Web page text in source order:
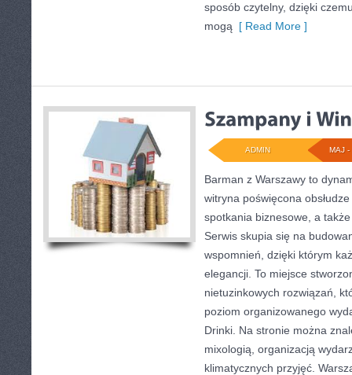
sposób czytelny, dzięki
mogą [ Read More ]
MAJ -
ADMIN
Barman z Warszawy to
witryna poświęcona
spotkania biznesowe, a
Serwis skupia się na
wspomnień, dzięki którym
elegancji. To miejsce
nietuzinkowych rozwiązań,
poziom organizowanego
Drinki. Na stronie można
mixologią, organizacją
klimatycznych przyjęć.